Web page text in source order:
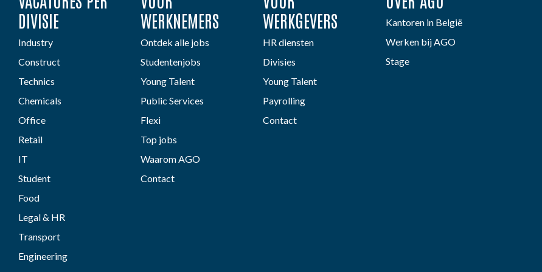
DIVISIE
Industry
Construct
Technics
Chemicals
Office
Retail
IT
Student
Food
Legal & HR
Transport
Engineering
WERKNEMERS
Ontdek alle jobs
Studentenjobs
Young Talent
Public Services
Flexi
Top jobs
Waarom AGO
Contact
WERKGEVERS
HR diensten
Divisies
Young Talent
Payrolling
Contact
Kantoren in België
Werken bij AGO
Stage